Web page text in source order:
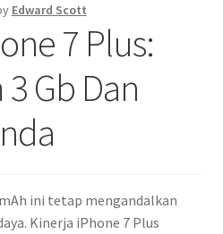
Edward Scott
7 Plus:
Gb Dan
ini tetap mengandalkan
Kinerja iPhone 7 Plus